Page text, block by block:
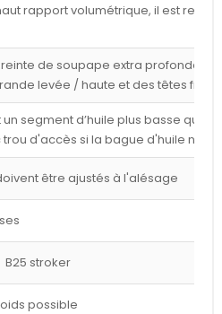
rapport volumétrique, il est
de soupape extra profondes
levée / haute et des têtes
segment d’huile plus basse que
d'accès si la bague d'huile
être ajustés à l'alésage
B25 stroker
possible